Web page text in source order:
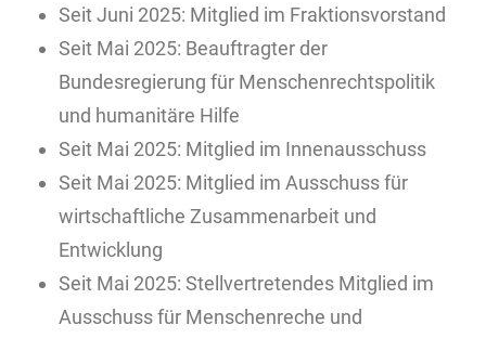
Seit Juni 2025: Mitglied im Fraktionsvorstand
Seit Mai 2025: Beauftragter der
Bundesregierung für Menschenrechtspolitik
und humanitäre Hilfe
Seit Mai 2025: Mitglied im Innenausschuss
Seit Mai 2025: Mitglied im Ausschuss für
wirtschaftliche Zusammenarbeit und
Entwicklung
Seit Mai 2025: Stellvertretendes Mitglied im
Ausschuss für Menschenreche und